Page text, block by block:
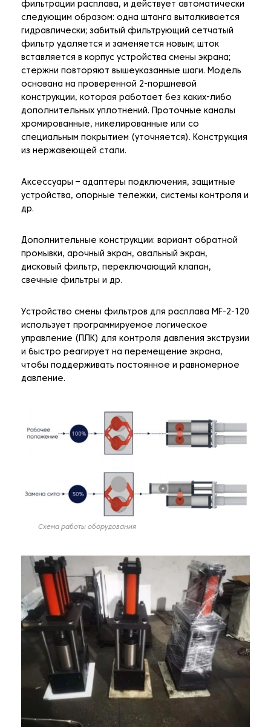
фильтрации расплава, и действует автоматически
следующим образом: одна штанга выталкивается
гидравлически; забитый фильтрующий сетчатый
фильтр удаляется и заменяется новым; шток
вставляется в корпус устройства смены экрана;
стержни повторяют вышеуказанные шаги. Модель
основана на проверенной 2-поршневой
конструкции, которая работает без каких-либо
дополнительных уплотнений. Проточные каналы
хромированные, никелированные или со
специальным покрытием (уточняется). Конструкция
из нержавеющей стали.
Аксессуары – адаптеры подключения, защитные
устройства, опорные тележки, системы контроля и
др.
Дополнительные конструкции: вариант обратной
промывки, арочный экран, овальный экран,
дисковый фильтр, переключающий клапан,
свечные фильтры и др.
Устройство смены фильтров для расплава MF-2-120
использует программируемое логическое
управление (ПЛК) для контроля давления экструзии
и быстро реагирует на перемещение экрана,
чтобы поддерживать постоянное и равномерное
давление.
Схема работы оборудования